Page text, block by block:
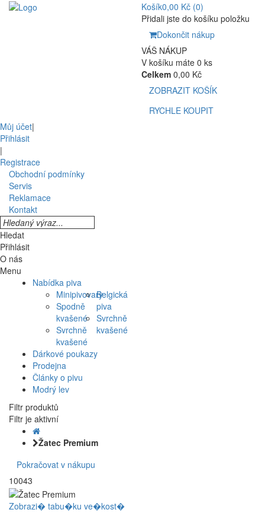
Košík0,00 Kč (0)
Přidali jste do košíku položku
Dokončit nákup
VÁŠ NÁKUP
V košíku máte 0 ks
Celkem 0,00 Kč
ZOBRAZIT KOŠÍK
RYCHLE KOUPIT
Můj účet|
Přihlásit
|
Registrace
Obchodní podmínky
Servis
Reklamace
Kontakt
Hledat
Přihlásit
O nás
Menu
Nabídka piva
Minipivovary
Spodně
kvašené
Svrchně
kvašené
Belgická
piva
Svrchně
kvašené
Dárkové poukazy
Prodejna
Články o pivu
Modrý lev
Filtr produktů
Filtr je aktivní
Žatec Premium
Pokračovat v nákupu
10043
Zobrazi� tabu�ku ve�kost�